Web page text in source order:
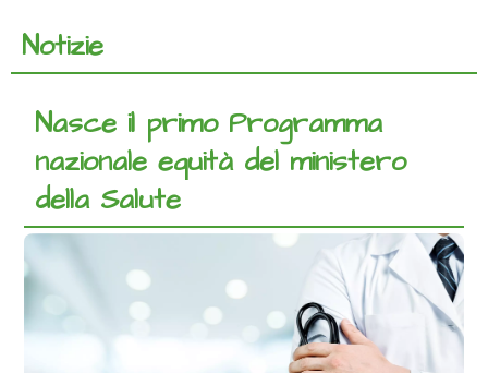
Notizie
Nasce il primo Programma
nazionale equità del ministero
della Salute